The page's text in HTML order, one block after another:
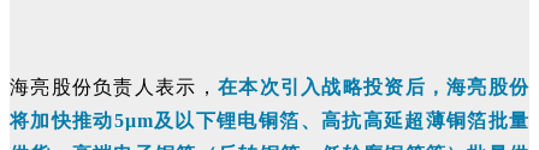
海亮股份负责人表示， 在本次引入战略投资后，海亮股份
将加快推动5μm及以下锂电铜箔、高抗高延超薄铜箔批量